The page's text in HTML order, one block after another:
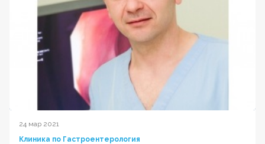
24 мар 2021
Клиника по Гастроентерология